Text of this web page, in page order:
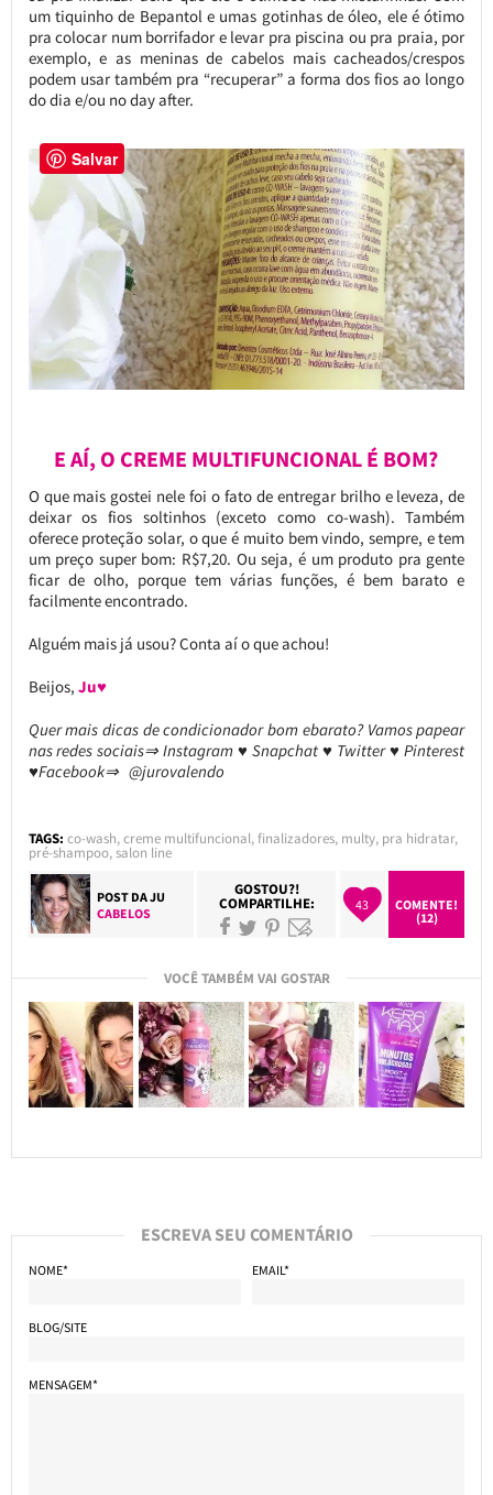
um tiquinho de Bepantol e umas gotinhas de óleo, ele é ótimo
pra colocar num borrifador e levar pra piscina ou pra praia, por
exemplo, e as meninas de cabelos mais cacheados/crespos
podem usar também pra “recuperar” a forma dos fios ao longo
do dia e/ou no day after.
E AÍ, O CREME MULTIFUNCIONAL É BOM?
O que mais gostei nele foi o fato de entregar brilho e leveza, de
deixar os fios soltinhos (exceto como co-wash). Também
oferece proteção solar, o que é muito bem vindo, sempre, e tem
um preço super bom: R$7,20. Ou seja, é um produto pra gente
ficar de olho, porque tem várias funções, é bem barato e
facilmente encontrado.
Alguém mais já usou? Conta aí o que achou!
Beijos, Ju♥
Quer mais dicas de condicionador bom ebarato? Vamos papear
nas redes sociais⇒ Instagram ♥ Snapchat ♥ Twitter ♥ Pinterest
♥Facebook⇒ @jurovalendo
TAGS: co-wash,creme multifuncional,finalizadores, multy, pra hidratar,
pré-shampoo,salon line
POST DAJU
CABELOS
GOSTOU?!
COMPARTILHE: 43
COMENTE!
(12)
VOCÊ TAMBÉM VAI GOSTAR
ESCREVA SEU COMENTÁRIO
NOME* EMAIL*
BLOG/SITE
MENSAGEM*
Salvar